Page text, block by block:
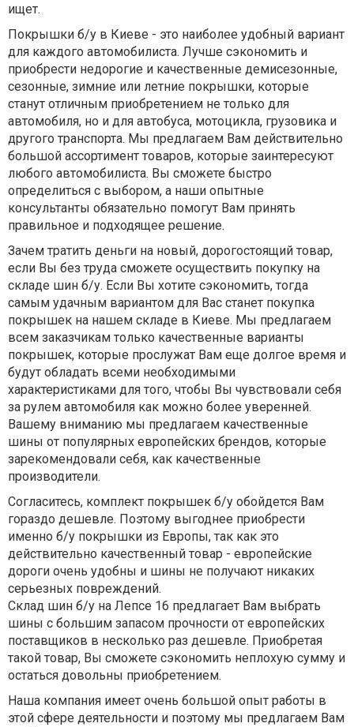
ищет.
Покрышки б/у в Киеве - это наиболее удобный вариант
для каждого автомобилиста. Лучше сэкономить и
приобрести недорогие и качественные демисезонные,
сезонные, зимние или летние покрышки, которые
станут отличным приобретением не только для
автомобиля, но и для автобуса, мотоцикла, грузовика и
другого транспорта. Мы предлагаем Вам действительно
большой ассортимент товаров, которые заинтересуют
любого автомобилиста. Вы сможете быстро
определиться с выбором, а наши опытные
консультанты обязательно помогут Вам принять
правильное и подходящее решение.
Зачем тратить деньги на новый, дорогостоящий товар,
если Вы без труда сможете осуществить покупку на
складе шин б/у. Если Вы хотите сэкономить, тогда
самым удачным вариантом для Вас станет покупка
покрышек на нашем складе в Киеве. Мы предлагаем
всем заказчикам только качественные варианты
покрышек, которые прослужат Вам еще долгое время и
будут обладать всеми необходимыми
характеристиками для того, чтобы Вы чувствовали себя
за рулем автомобиля как можно более уверенней.
Вашему вниманию мы предлагаем качественные
шины от популярных европейских брендов, которые
зарекомендовали себя, как качественные
производители.
Согласитесь, комплект покрышек б/у обойдется Вам
гораздо дешевле. Поэтому выгоднее приобрести
именно б/у покрышки из Европы, так как это
действительно качественный товар - европейские
дороги очень удобны и шины не получают никаких
серьезных повреждений.
Склад шин б/у на Лепсе 16 предлагает Вам выбрать
шины с большим запасом прочности от европейских
поставщиков в несколько раз дешевле. Приобретая
такой товар, Вы сможете сэкономить неплохую сумму и
остаться довольны приобретением.
Наша компания имеет очень большой опыт работы в
этой сфере деятельности и поэтому мы предлагаем Вам